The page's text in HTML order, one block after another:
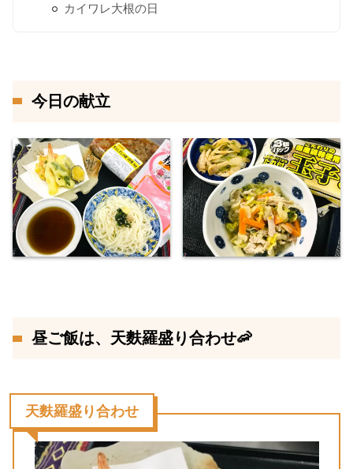
カイワレ大根の日
今日の献立
昼ご飯は、天麩羅盛り合わせ🦐
天麩羅盛り合わせ